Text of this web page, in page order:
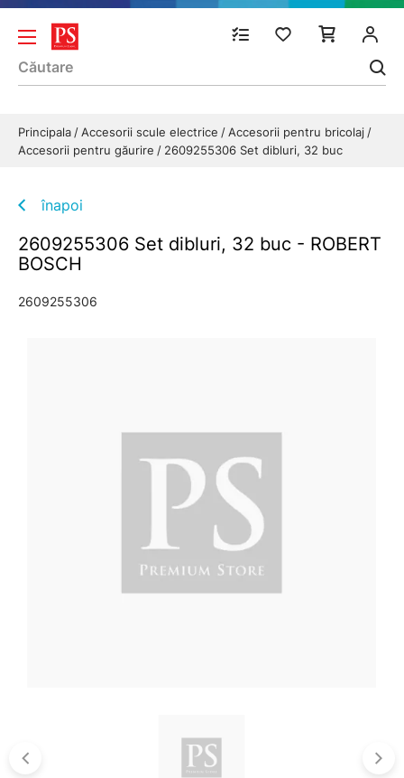
Principala Accesorii scule electrice
Accesorii pentru bricolaj
Accesorii pentru găurire
2609255306 Set dibluri, 32 buc
înapoi
2609255306 Set dibluri, 32 buc - ROBERT
BOSCH
2609255306